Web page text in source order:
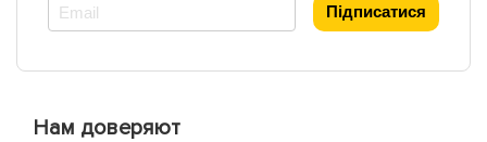
Підписатися
Нам доверяют